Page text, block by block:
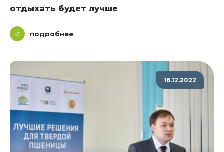
отдыхать будет лучше
подробнее
16.12.2022